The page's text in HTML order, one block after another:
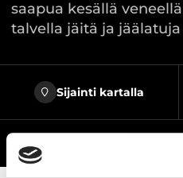
saapua kesällä
talvella jäitä ja
Sijainti kartalla